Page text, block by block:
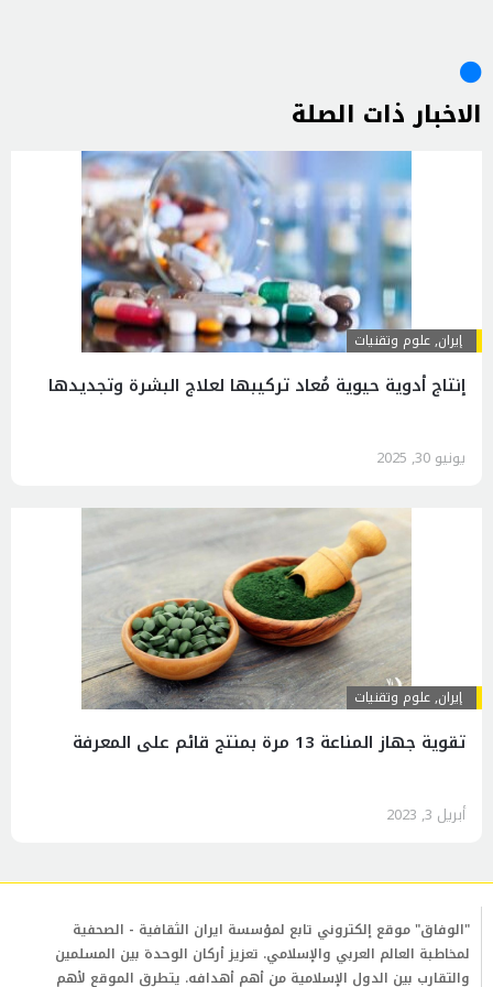
الاخبار ذات الصلة
إيران,علوم وتقنيات
إنتاج أدوية حيوية مُعاد تركيبها لعلاج البشرة وتجديدها
يونيو 30, 2025
إيران,علوم وتقنيات
تقوية جهاز المناعة 13 مرة بمنتج قائم على المعرفة
أبريل 3, 2023
"الوفاق" موقع إلكتروني تابع لمؤسسة ايران الثقافية - الصحفية
لمخاطبة العالم العربي والإسلامي. تعزيز أركان الوحدة بين المسلمين
والتقارب بين الدول الإسلامية من أهم أهدافه. يتطرق الموقع لأهم